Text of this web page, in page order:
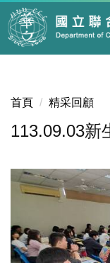
跳
到
主
容
首頁 精采回顧
113.09.03新